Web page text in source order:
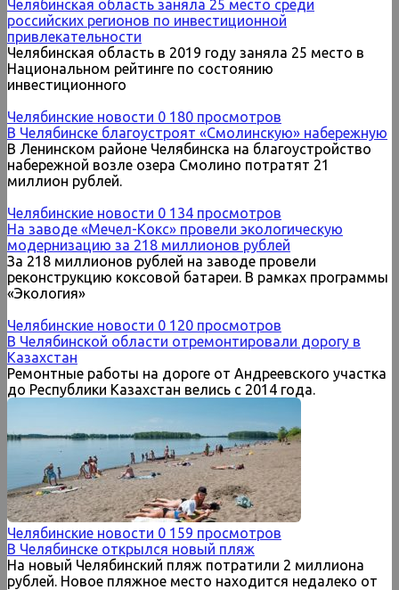
Челябинская область заняла 25 место среди
российских регионов по инвестиционной
привлекательности
Челябинская область в 2019 году заняла 25 место в
Национальном рейтинге по состоянию
инвестиционного
Челябинские новости 0 180 просмотров
В Челябинске благоустроят «Смолинскую» набережную
В Ленинском районе Челябинска на благоустройство
набережной возле озера Смолино потратят 21
миллион рублей.
Челябинские новости 0 134 просмотров
На заводе «Мечел-Кокс» провели экологическую
модернизацию за 218 миллионов рублей
За 218 миллионов рублей на заводе провели
реконструкцию коксовой батареи. В рамках программы
«Экология»
Челябинские новости 0 120 просмотров
В Челябинской области отремонтировали дорогу в
Казахстан
Ремонтные работы на дороге от Андреевского участка
до Республики Казахстан велись с 2014 года.
Челябинские новости 0 159 просмотров
В Челябинске открылся новый пляж
На новый Челябинский пляж потратили 2 миллиона
рублей. Новое пляжное место находится недалеко от